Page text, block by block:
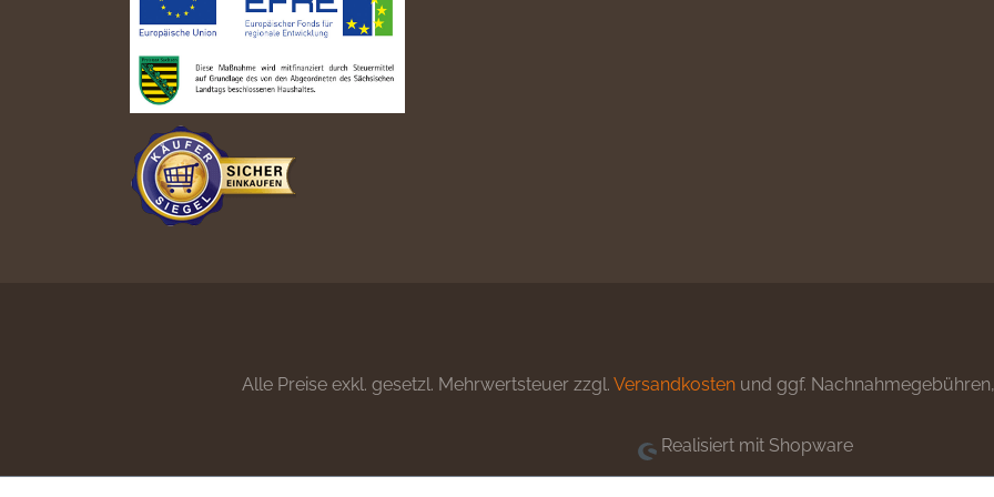
Alle Preise exkl. gesetzl. Mehrwertsteuer zzgl. Versandkosten und ggf.
Realisiert mit Shopware